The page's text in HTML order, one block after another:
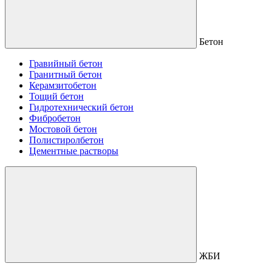
Бетон
Гравийный бетон
Гранитный бетон
Керамзитобетон
Тощий бетон
Гидротехнический бетон
Фибробетон
Мостовой бетон
Полистиролбетон
Цементные растворы
ЖБИ